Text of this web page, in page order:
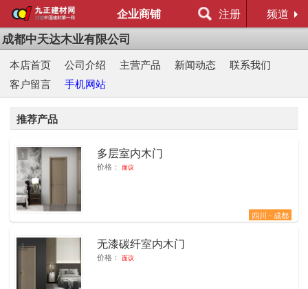
企业商铺 注册 频道
成都中天达木业有限公司
本店首页 公司介绍 主营产品 新闻动态
联系我们
客户留言
手机网站
推荐产品
多层室内木门
价格： 面议
四川 - 成都
1
无漆碳纤室内木门
价格： 面议
1